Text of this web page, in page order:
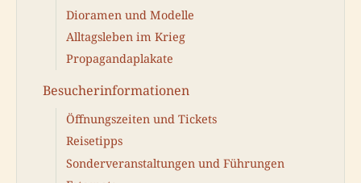
Dioramen und Modelle
Alltagsleben im Krieg
Propagandaplakate
Besucherinformationen
Öffnungszeiten und Tickets
Reisetipps
Sonderveranstaltungen und Führungen